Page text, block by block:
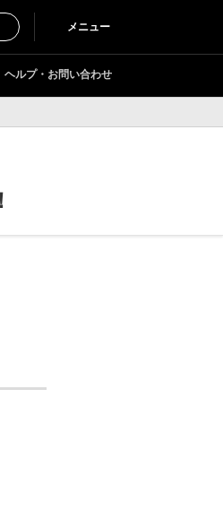
メニュー
ヘルプ・お問い合わせ